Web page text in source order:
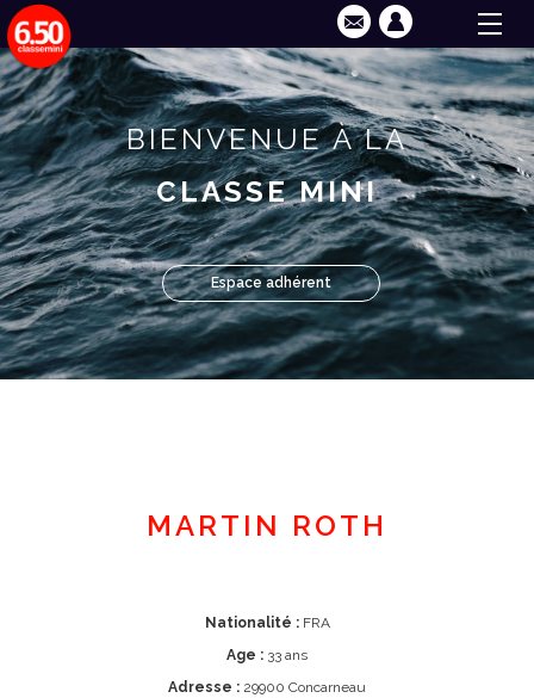
BIENVENUE À LA
CLASSE MINI
Espace adhérent
MARTIN ROTH
Nationalité :FRA
Age : 33 ans
Adresse : 29900 Concarneau